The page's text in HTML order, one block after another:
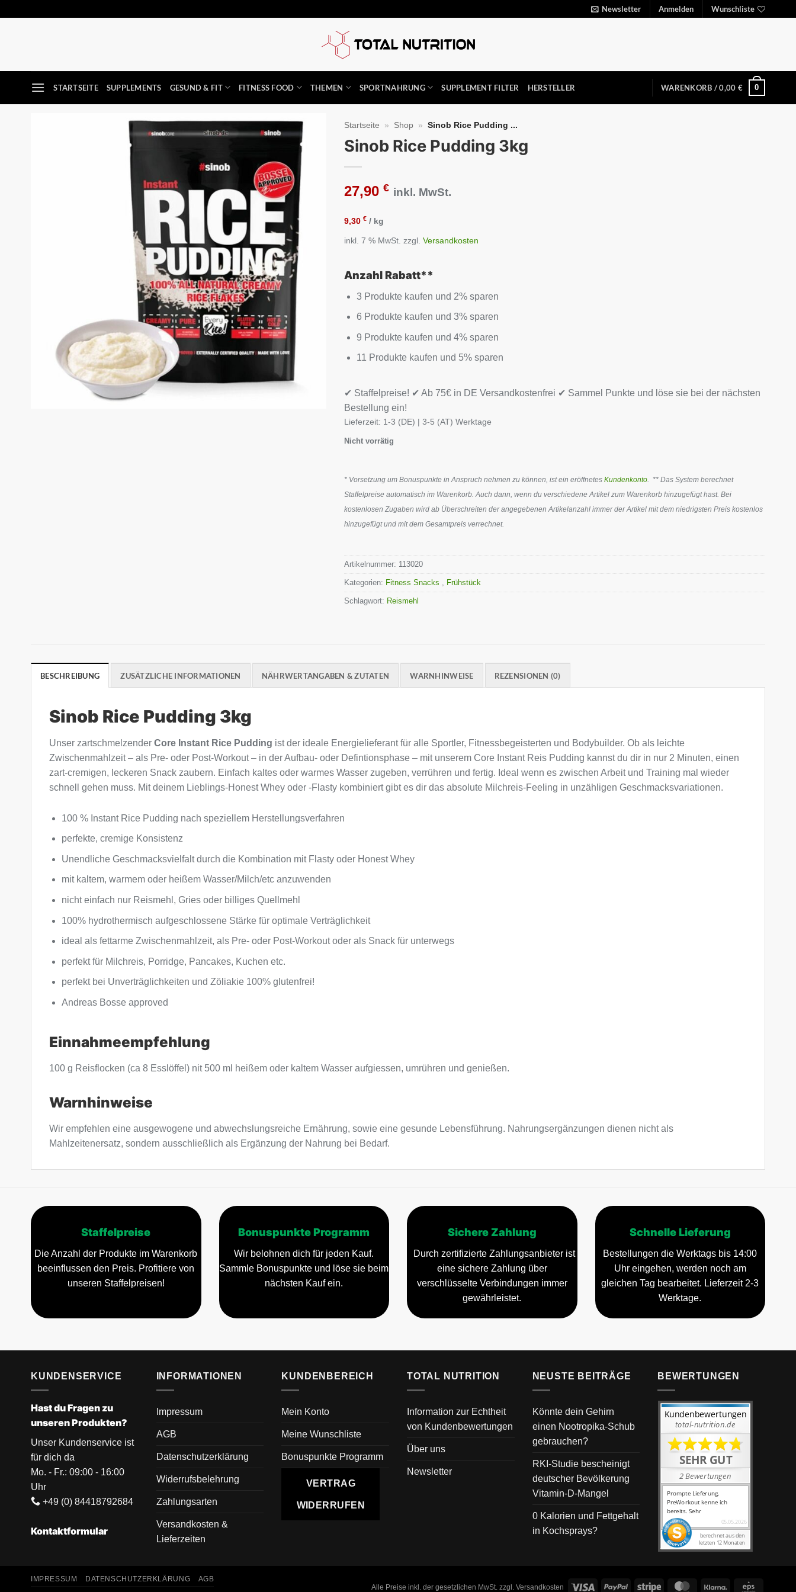
Newsletter Anmelden Wunschliste
STARTSEITE SUPPLEMENTS GESUND & FIT FITNESS FOOD THEMEN SPORTNAHRUNG SUPPLEMENT FILTER HERSTELLER WARENKORB /0,00 € 0
Auf die
Wunschliste
Startseite » Shop » Sinob Rice Pudding ...
Sinob Rice Pudding 3kg
27,90€ inkl. MwSt.
9,30€ / kg
inkl. 7 % MwSt. zzgl.Versandkosten
Anzahl Rabatt**
3 Produkte kaufen und 2% sparen
6 Produkte kaufen und 3% sparen
9 Produkte kaufen und 4% sparen
11 Produkte kaufen und 5% sparen
✔ Staffelpreise! ✔ Ab 75€ in DE Versandkostenfrei ✔ Sammel Punkte und löse sie bei der nächsten
Bestellung ein!
Lieferzeit: 1-3 (DE) | 3-5 (AT) Werktage
Nicht vorrätig
* Vorsetzung um Bonuspunkte in Anspruch nehmen zu können, ist ein eröffnetesKundenkonto . ** Das System berechnet
Staffelpreise automatisch im Warenkorb. Auch dann, wenn du verschiedene Artikel zum Warenkorb hinzugefügt hast. Bei
kostenlosen Zugaben wird ab Überschreiten der angegebenen Artikelanzahl immer der Artikel mit dem niedrigsten Preis kostenlos
hinzugefügt und mit dem Gesamtpreis verrechnet.
Artikelnummer: 113020
Kategorien: Fitness Snacks Frühstück
Schlagwort: Reismehl
BESCHREIBUNG ZUSÄTZLICHE INFORMATIONEN NÄHRWERTANGABEN & ZUTATEN WARNHINWEISE REZENSIONEN (0)
Sinob Rice Pudding 3kg
Unser zartschmelzender Core Instant Rice Pudding ist der ideale Energielieferant für alle Sportler, Fitnessbegeisterten und Bodybuilder. Ob als leichte
Zwischenmahlzeit – als Pre- oder Post-Workout – in der Aufbau- oder Defintionsphase – mit unserem Core Instant Reis Pudding kannst du dir in nur 2 Minuten, einen
zart-cremigen, leckeren Snack zaubern. Einfach kaltes oder warmes Wasser zugeben, verrühren und fertig. Ideal wenn es zwischen Arbeit und Training mal wieder
schnell gehen muss. Mit deinem Lieblings-Honest Whey oder -Flasty kombiniert gibt es dir das absolute Milchreis-Feeling in unzähligen Geschmacksvariationen.
100 % Instant Rice Pudding nach speziellem Herstellungsverfahren
perfekte, cremige Konsistenz
Unendliche Geschmacksvielfalt durch die Kombination mit Flasty oder Honest Whey
mit kaltem, warmem oder heißem Wasser/Milch/etc anzuwenden
nicht einfach nur Reismehl, Gries oder billiges Quellmehl
100% hydrothermisch aufgeschlossene Stärke für optimale Verträglichkeit
ideal als fettarme Zwischenmahlzeit, als Pre- oder Post-Workout oder als Snack für unterwegs
perfekt für Milchreis, Porridge, Pancakes, Kuchen etc.
perfekt bei Unverträglichkeiten und Zöliakie 100% glutenfrei!
Andreas Bosse approved
Einnahmeempfehlung
100 g Reisflocken (ca 8 Esslöffel) nit 500 ml heißem oder kaltem Wasser aufgiessen, umrühren und genießen.
Warnhinweise
Wir empfehlen eine ausgewogene und abwechslungsreiche Ernährung, sowie eine gesunde Lebensführung. Nahrungsergänzungen dienen nicht als
Mahlzeitenersatz, sondern ausschließlich als Ergänzung der Nahrung bei Bedarf.
Staffelpreise
Die Anzahl der Produkte im Warenkorb
beeinflussen den Preis. Profitiere von
unseren Staffelpreisen!
Bonuspunkte Programm
Wir belohnen dich für jeden Kauf.
Sammle Bonuspunkte und löse sie beim
nächsten Kauf ein.
Sichere Zahlung
Durch zertifizierte Zahlungsanbieter ist
eine sichere Zahlung über
verschlüsselte Verbindungen immer
gewährleistet.
Schnelle Lieferung
Bestellungen die Werktags bis 14:00
Uhr eingehen, werden noch am
gleichen Tag bearbeitet. Lieferzeit 2-3
Werktage.
KUNDENSERVICE
Hast du Fragen zu
unseren Produkten?
Unser Kundenservice ist
für dich da
Mo. - Fr.: 09:00 - 16:00
Uhr
+49 (0) 84418792684
Kontaktformular
INFORMATIONEN
Impressum
AGB
Datenschutzerklärung
Widerrufsbelehrung
Zahlungsarten
Versandkosten &
Lieferzeiten
KUNDENBEREICH
Mein Konto
Meine Wunschliste
Bonuspunkte Programm
VERTRAG
WIDERRUFEN
TOTAL NUTRITION
Information zur Echtheit
von Kundenbewertungen
Über uns
Newsletter
NEUSTE BEITRÄGE
Könnte dein Gehirn
einen Nootropika-Schub
gebrauchen?
RKI-Studie bescheinigt
deutscher Bevölkerung
Vitamin-D-Mangel
0 Kalorien und Fettgehalt
in Kochsprays?
BEWERTUNGEN
Alle Preise inkl. der gesetzlichen MwSt. zzgl. Versandkosten Visa PayPal Stripe MasterCardKlarna
IMPRESSUM DATENSCHUTZERKLÄRUNG AGB